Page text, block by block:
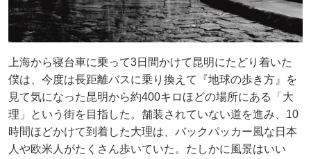
上海から寝台車に乗って3日間かけて昆明にたどり着いた
僕は、今度は長距離バスに乗り換えて『地球の歩き方』を
見て気になった昆明から約400キロほどの場所にある「大
理」という街を目指した。舗装されていない道を進み、10
時間ほどかけて到着した大理は、バックパッカー風な日本
人や欧米人がたくさん歩いていた。たしかに風景はいい